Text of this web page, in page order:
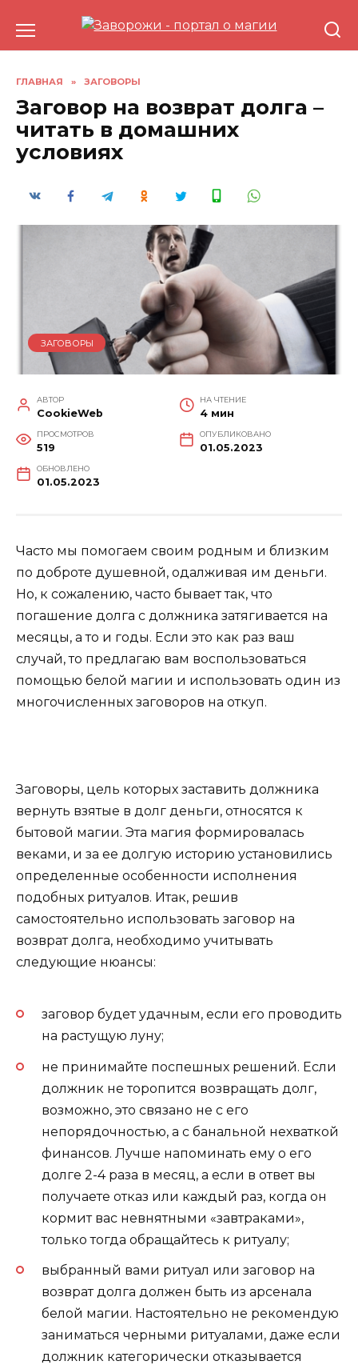
содержанию
ГЛАВНАЯ » ЗАГОВОРЫ
Заговор на возврат долга –
читать в домашних
условиях
ЗАГОВОРЫ
АВТОР
CookieWeb
НА ЧТЕНИЕ
4 мин
ПРОСМОТРОВ
519
ОПУБЛИКОВАНО
01.05.2023
ОБНОВЛЕНО
01.05.2023
Часто мы помогаем своим родным и близким
по доброте душевной, одалживая им деньги.
Но, к сожалению, часто бывает так, что
погашение долга с должника затягивается на
месяцы, а то и годы. Если это как раз ваш
случай, то предлагаю вам воспользоваться
помощью белой магии и использовать один из
многочисленных заговоров на откуп.
Заговоры, цель которых заставить должника
вернуть взятые в долг деньги, относятся к
бытовой магии. Эта магия формировалась
веками, и за ее долгую историю установились
определенные особенности исполнения
подобных ритуалов. Итак, решив
самостоятельно использовать заговор на
возврат долга, необходимо учитывать
следующие нюансы:
заговор будет удачным, если его проводить
на растущую луну;
не принимайте поспешных решений. Если
должник не торопится возвращать долг,
возможно, это связано не с его
непорядочностью, а с банальной нехваткой
финансов. Лучше напоминать ему о его
долге 2-4 раза в месяц, а если в ответ вы
получаете отказ или каждый раз, когда он
кормит вас невнятными «завтраками»,
только тогда обращайтесь к ритуалу;
выбранный вами ритуал или заговор на
возврат долга должен быть из арсенала
белой магии. Настоятельно не рекомендую
заниматься черными ритуалами, даже если
должник категорически отказывается